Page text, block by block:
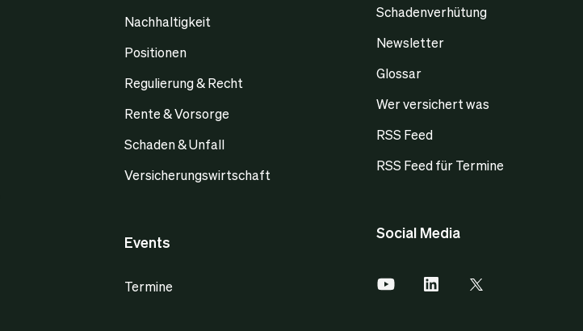
Nachhaltigkeit
Positionen
Regulierung & Recht
Rente & Vorsorge
Schaden & Unfall
Versicherungswirtschaft
Events
Termine
Schadenverhütung
Newsletter
Glossar
Wer versichert was
RSS Feed
RSS Feed für Termine
Social Media